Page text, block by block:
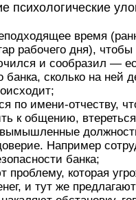
психологические
время
рабочего дня), чтобы
и сообразил —
банка, сколько на ней
по имени-отчеству,
к общению,
Например
банка;
проблему, которая
и тут же